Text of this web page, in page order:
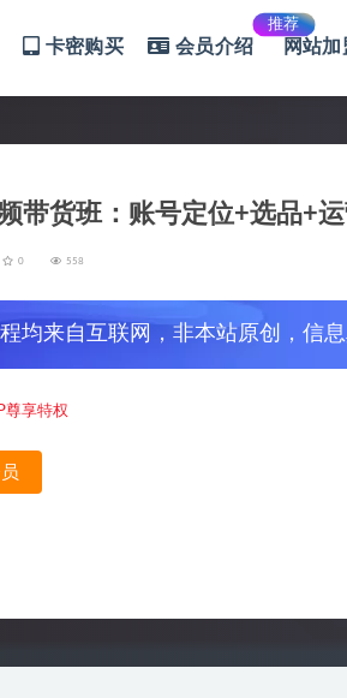
卡密购买 会员介绍
推荐
网站
带货班：账号定位+选品+
0 558
程均来自互联网，非本站原创，信
尊享特权